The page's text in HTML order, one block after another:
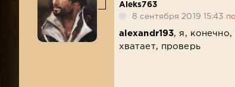
Aleks763
8 сентября 2019 15:43
alexandr193, я,
хватает, проверь